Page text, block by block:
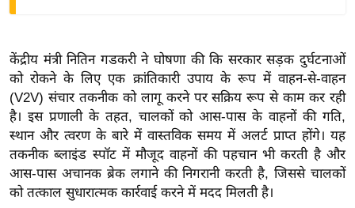
वि
शे
ष
ज्ञ
रा
य
ब
ज
केंद्रीय मंत्री नितिन गडकरी ने घोषणा की कि सरकार सड़क दुर्घटनाओं
को रोकने के लिए एक क्रांतिकारी उपाय के रूप में वाहन-से-वाहन
(V2V) संचार तकनीक को लागू करने पर सक्रिय रूप से काम कर रही
है। इस प्रणाली के तहत, चालकों को आस-पास के वाहनों की गति,
स्थान और त्वरण के बारे में वास्तविक समय में अलर्ट प्राप्त होंगे। यह
तकनीक ब्लाइंड स्पॉट में मौजूद वाहनों की पहचान भी करती है और
आस-पास अचानक ब्रेक लगाने की निगरानी करती है, जिससे चालकों
को तत्काल सुधारात्मक कार्रवाई करने में मदद मिलती है।